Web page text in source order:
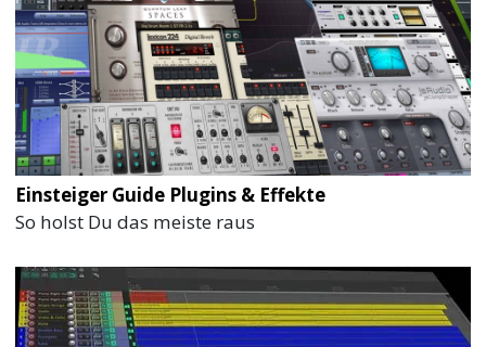
Einsteiger Guide Plugins & Effekte
So holst Du das meiste raus